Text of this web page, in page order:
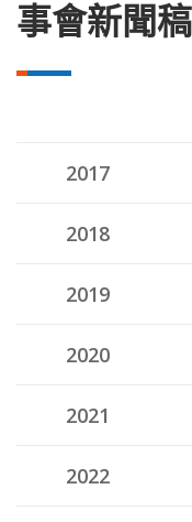
事會新聞稿
2017
2018
2019
2020
2021
2022